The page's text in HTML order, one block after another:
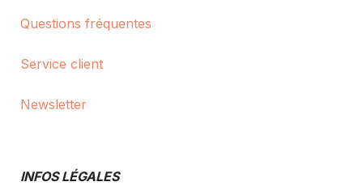
Questions fréquentes
Service client
Newsletter
INFOS LÉGALES